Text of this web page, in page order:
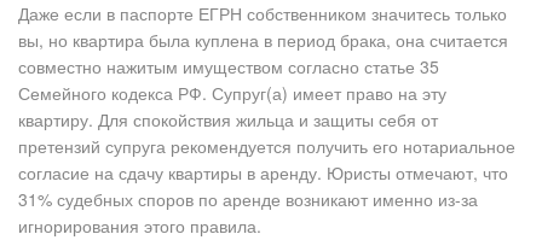
Даже если в паспорте ЕГРН собственником значитесь только
вы, но квартира была куплена в период брака, она считается
совместно нажитым имуществом согласно статье 35
Семейного кодекса РФ. Супруг(а) имеет право на эту
квартиру. Для спокойствия жильца и защиты себя от
претензий супруга рекомендуется получить его нотариальное
согласие на сдачу квартиры в аренду. Юристы отмечают, что
31% судебных споров по аренде возникают именно из-за
игнорирования этого правила.